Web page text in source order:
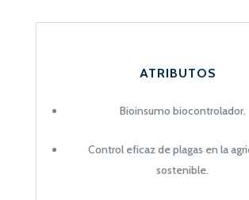
ATRIBUTOS
Bioinsumo biocontrolador.
Control eficaz de plagas en la
sostenible.